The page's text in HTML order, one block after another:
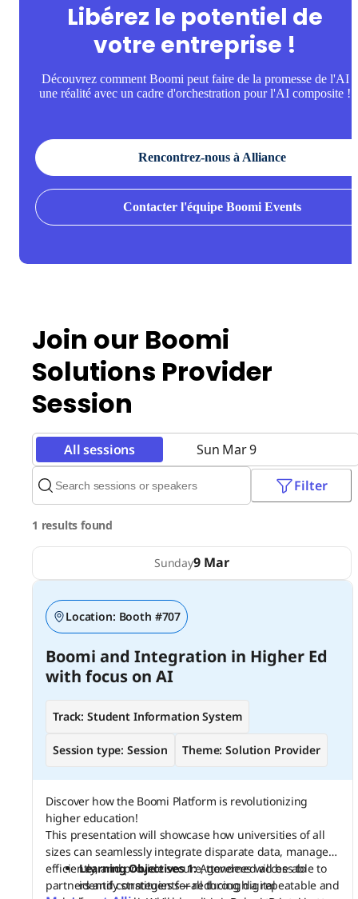
Libérez le potentiel de
votre entreprise !
Découvrez comment Boomi peut faire de la promesse de l'AI
une réalité avec un cadre d'orchestration pour l'AI composite !
Rencontrez-nous à Alliance
Contacter l'équipe Boomi Events
Join our Boomi
Solutions Provider
Session
All sessions Sun Mar 9
Filter
1 results found
Sunday9 Mar
Location: Booth #707
Boomi and Integration in Higher Ed
with focus on AI
Track:Student Information System
Session type:Session Theme:Solution Provider
Discover how the Boomi Platform is revolutionizing
higher education!
This presentation will showcase how universities of all
sizes can seamlessly integrate disparate data, manage it
efficiently, and provide secure, governed access to
partners and constituents—all through a repeatable and
Learning Objectives 1:Attendees will be able to
identify strategies for reducing digital